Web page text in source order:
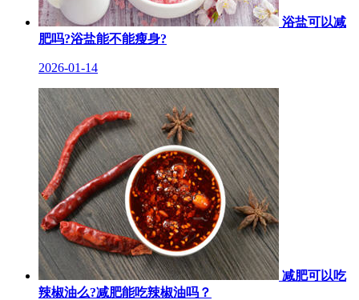
浴盐可以减
肥吗?浴盐能不能瘦身?
2026-01-14
减肥可以吃
辣椒油么?减肥能吃辣椒油吗？